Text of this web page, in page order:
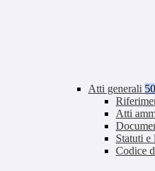
Atti generali 50
Atti
Statuti e
Codice